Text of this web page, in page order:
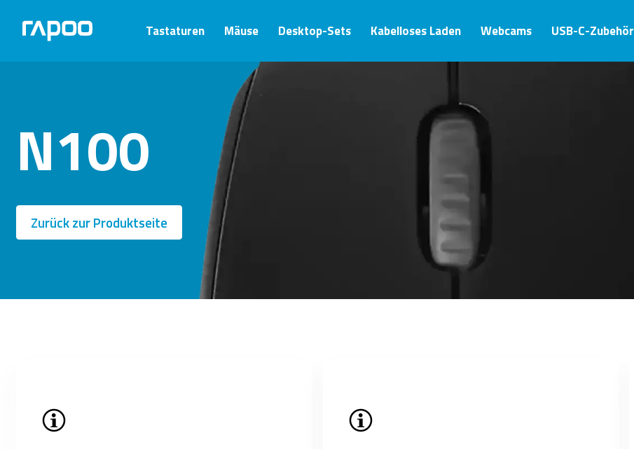
Tastaturen Mäuse Desktop-Sets Kabelloses Laden Webcams USB-C-Zubehör
N100
Zurück zur Produktseite